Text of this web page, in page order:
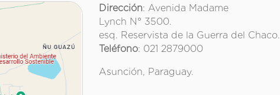
Dirección: Avenida Madame
Lynch N° 3500.
esq. Reservista de la Guerra del Chaco.
Teléfono: 021 2879000
Asunción, Paraguay.